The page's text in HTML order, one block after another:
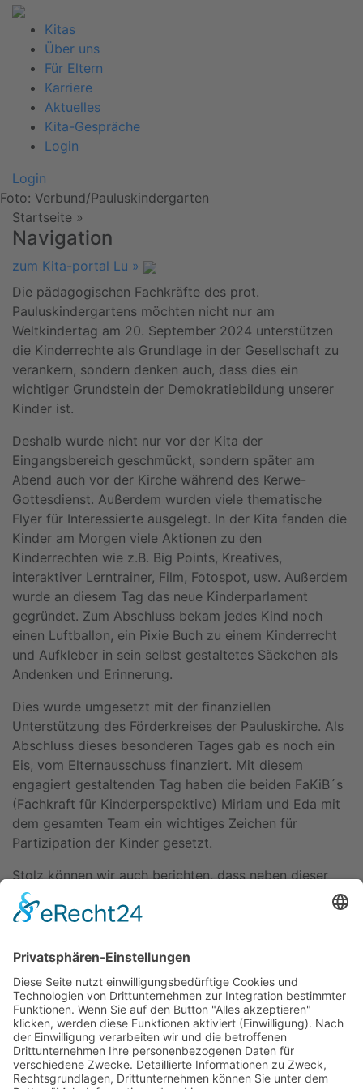
Kitas
Über uns
Für Eltern
Karriere
Aktuelles
Kita-Gespräche
Login
Login
Foto: Verbund/Pauluskindergarten
Startseite »
Navigation
zum Kita-portal Lu »
Die pädagogischen Fachkräfte des prot.
Pauluskindergartens möchten nicht nur am
Weltkindertag am 20. September 2024 unterstützen
die Kinderrechte als Grundlage in der Gesellschaft zu
verankern, sondern denken auch, dass dies ein
wichtiger Grundstein der Demokratiebildung unserer
Kinder ist.
Deshalb wurde nicht nur vor der Kita der
Eingangsbereich geschmückt, sondern später am
Abend auch vor der Kirche während des Kerwe-
Gottesdienst. Außerdem wurden viele thematische
Flyer für Interessierte ausgelegt. In der Kita fanden die
Kinder am Morgen viele Aktionen zu den
Kinderrechten wie z.B. Big Points, Kreatives,
interaktiver Lerntrainer, Film, Fotospot, usw. Außerdem
wurde an diesem Tag das neue Kinderparlament
gegründet. Zum Abschluss bekam jedes Kind noch
einen Luftballon, ein Pixie Buch zu einem Kinderrecht
und Aufkleber in sein selbst gestaltetes Säckchen als
Andenken und Erinnerung.
Dies wurde umgesetzt mit der finanziellen
Unterstützung des Förderkreises der Pauluskirche. Als
Abschluss dieses besonderen Tages gab es noch ein
Eis, vom Elternausschuss finanziert. Mit diesem
engagiert gestaltenden Tag haben die beiden FaKiB´s
(Fachkraft für Kinderperspektive) Miriam und Eda mit
dem gesamten Team ein wichtiges Zeichen für
Partizipation der Kinder gesetzt.
Stolz können wir auch berichten, dass neben dieser
wunderbaren Aktion des Paulskindergartens, in allen
unseren 20 protestantischen Kitas der Weltkindertag
Kitas
Übersicht
Über uns
Struktur
Team
Suche nach neuen Fachkräften